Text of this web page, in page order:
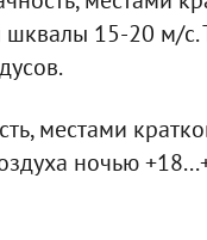
15-20 м/с.
местами
ночью